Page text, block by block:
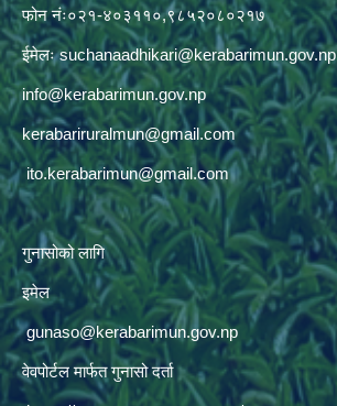
फोन नंः०२१-४०३११०,९८५२०८०२१७
ईमेलःsuchanaadhikari@kerabarimun.gov.np
info@kerabarimun.gov.np
kerabariruralmun@gmail.com
ito.kerabarimun@gmail.com
गुनासोको लागि
इमेल
gunaso@kerabarimun.gov.np
वेवपोर्टल मार्फत गुनासो दर्ता